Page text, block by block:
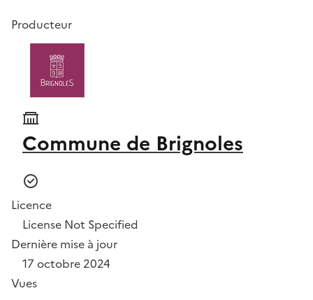
Producteur
Commune de Brignoles
Licence
License Not Specified
Dernière mise à jour
17 octobre 2024
Vues